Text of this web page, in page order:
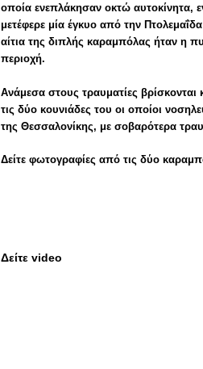
οποία ενεπλάκησαν οκτώ αυτοκίνητα,
μετέφερε μία έγκυο από την
αίτια της διπλής καραμπόλας ήταν η
περιοχή.
Ανάμεσα στους τραυματίες βρίσκονται
τις δύο κουνιάδες του οι οποίοι
της Θεσσαλονίκης, με σοβαρότερα
Δείτε φωτογραφίες από τις δύο
Δείτε video